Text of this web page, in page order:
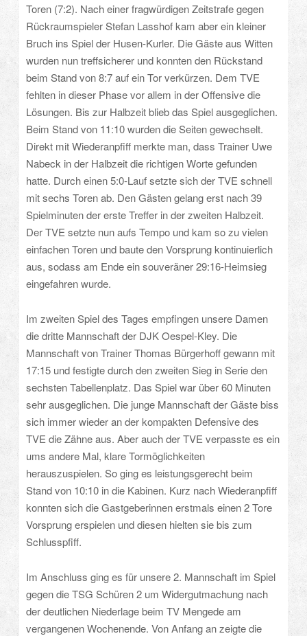
Toren (7:2). Nach einer fragwürdigen Zeitstrafe gegen
Rückraumspieler Stefan Lasshof kam aber ein kleiner
Bruch ins Spiel der Husen-Kurler. Die Gäste aus Witten
wurden nun treffsicherer und konnten den Rückstand
beim Stand von 8:7 auf ein Tor verkürzen. Dem TVE
fehlten in dieser Phase vor allem in der Offensive die
Lösungen. Bis zur Halbzeit blieb das Spiel ausgeglichen.
Beim Stand von 11:10 wurden die Seiten gewechselt.
Direkt mit Wiederanpfiff merkte man, dass Trainer Uwe
Nabeck in der Halbzeit die richtigen Worte gefunden
hatte. Durch einen 5:0-Lauf setzte sich der TVE schnell
mit sechs Toren ab. Den Gästen gelang erst nach 39
Spielminuten der erste Treffer in der zweiten Halbzeit.
Der TVE setzte nun aufs Tempo und kam so zu vielen
einfachen Toren und baute den Vorsprung kontinuierlich
aus, sodass am Ende ein souveräner 29:16-Heimsieg
eingefahren wurde.
Im zweiten Spiel des Tages empfingen unsere Damen
die dritte Mannschaft der DJK Oespel-Kley. Die
Mannschaft von Trainer Thomas Bürgerhoff gewann mit
17:15 und festigte durch den zweiten Sieg in Serie den
sechsten Tabellenplatz. Das Spiel war über 60 Minuten
sehr ausgeglichen. Die junge Mannschaft der Gäste biss
sich immer wieder an der kompakten Defensive des
TVE die Zähne aus. Aber auch der TVE verpasste es ein
ums andere Mal, klare Tormöglichkeiten
herauszuspielen. So ging es leistungsgerecht beim
Stand von 10:10 in die Kabinen. Kurz nach Wiederanpfiff
konnten sich die Gastgeberinnen erstmals einen 2 Tore
Vorsprung erspielen und diesen hielten sie bis zum
Schlusspfiff.
Im Anschluss ging es für unsere 2. Mannschaft im Spiel
gegen die TSG Schüren 2 um Widergutmachung nach
der deutlichen Niederlage beim TV Mengede am
vergangenen Wochenende. Von Anfang an zeigte die